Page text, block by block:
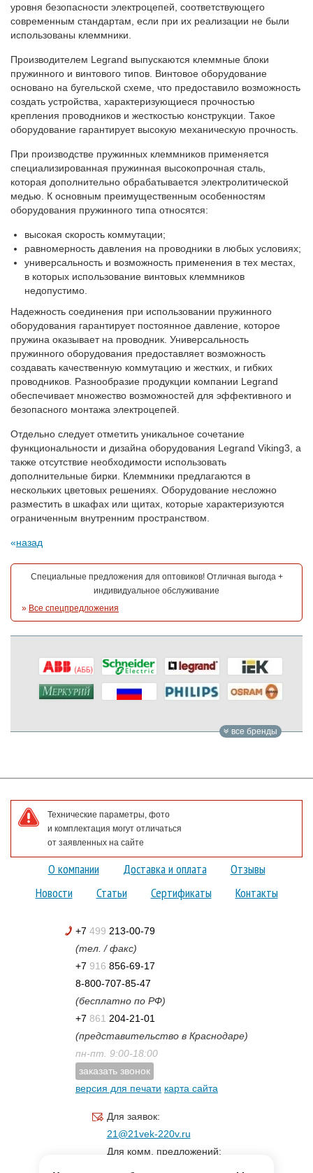
уровня безопасности электроцепей, соответствующего
современным стандартам, если при их реализации не были
использованы клеммники.
Производителем Legrand выпускаются клеммные блоки
пружинного и винтового типов. Винтовое оборудование
основано на бугельской схеме, что предоставило возможность
создать устройства, характеризующиеся прочностью
крепления проводников и жесткостью конструкции. Такое
оборудование гарантирует высокую механическую прочность.
При производстве пружинных клеммников применяется
специализированная пружинная высокопрочная сталь,
которая дополнительно обрабатывается электролитической
медью. К основным преимущественным особенностям
оборудования пружинного типа относятся:
высокая скорость коммутации;
равномерность давления на проводники в любых условиях;
универсальность и возможность применения в тех местах,
в которых использование винтовых клеммников
недопустимо.
Надежность соединения при использовании пружинного
оборудования гарантирует постоянное давление, которое
пружина оказывает на проводник. Универсальность
пружинного оборудования предоставляет возможность
создавать качественную коммутацию и жестких, и гибких
проводников. Разнообразие продукции компании Legrand
обеспечивает множество возможностей для эффективного и
безопасного монтажа электроцепей.
Отдельно следует отметить уникальное сочетание
функциональности и дизайна оборудования Legrand Viking3, а
также отсутствие необходимости использовать
дополнительные бирки. Клеммники предлагаются в
нескольких цветовых решениях. Оборудование несложно
разместить в шкафах или щитах, которые характеризуются
ограниченным внутренним пространством.
назад
Специальные предложения для оптовиков! Отличная выгода +
индивидуальное обслуживание
» Все спецпредложения
все бренды
Технические параметры, фото
и комплектация могут отличаться
от заявленных на сайте
О компании Доставка и оплата
Отзывы
Новости
Статьи Сертификаты Контакты
+7 499 213-00-79
(тел. / факс)
+7 916 856-69-17
8-800-707-85-47
(бесплатно по РФ)
+7 861 204-21-01
(представительство в Краснодаре)
пн-пт. 9:00-18:00
заказать звонок
версия для печати карта сайта
Для заявок:
21@21vek-220v.ru
Для комм. предложений: